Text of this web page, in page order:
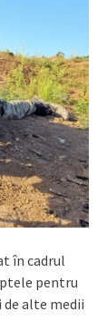
în cadrul
pentru
de alte medii